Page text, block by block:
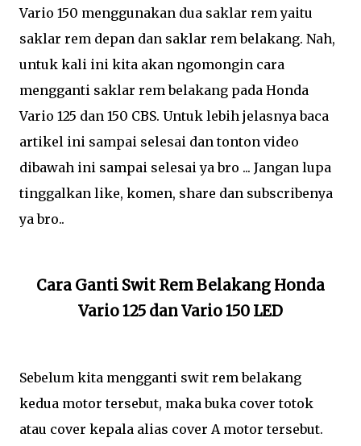
Vario 150 menggunakan dua saklar rem yaitu
saklar rem depan dan saklar rem belakang. Nah,
untuk kali ini kita akan ngomongin cara
mengganti saklar rem belakang pada Honda
Vario 125 dan 150 CBS. Untuk lebih jelasnya baca
artikel ini sampai selesai dan tonton video
dibawah ini sampai selesai ya bro ... Jangan lupa
tinggalkan like, komen, share dan subscribenya
ya bro..
Cara Ganti Swit Rem Belakang Honda
Vario 125 dan Vario 150 LED
Sebelum kita mengganti swit rem belakang
kedua motor tersebut, maka buka cover totok
atau cover kepala alias cover A motor tersebut.